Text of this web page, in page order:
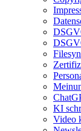
KI
Video